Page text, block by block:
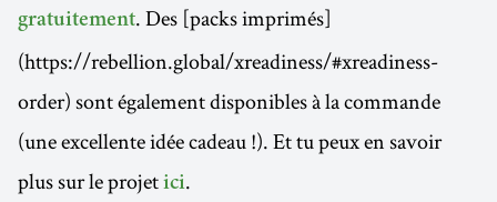
gratuitement. Des [packs imprimés]
(https://rebellion.global/xreadiness/#xreadiness-
order) sont également disponibles à la commande
(une excellente idée cadeau !). Et tu peux en savoir
plus sur le projet ici.